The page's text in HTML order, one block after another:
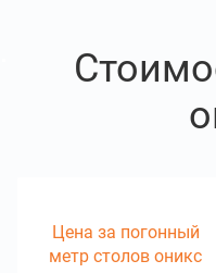
Цена за погонный
метр столов оникс